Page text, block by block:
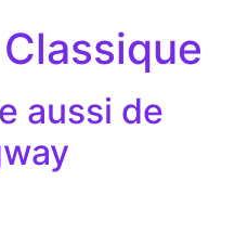
Classique
aussi de